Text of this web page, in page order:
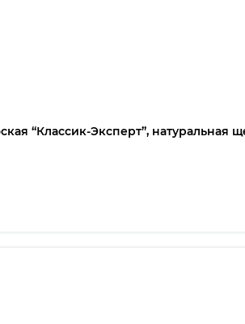
“Классик-Эксперт”, натуральная